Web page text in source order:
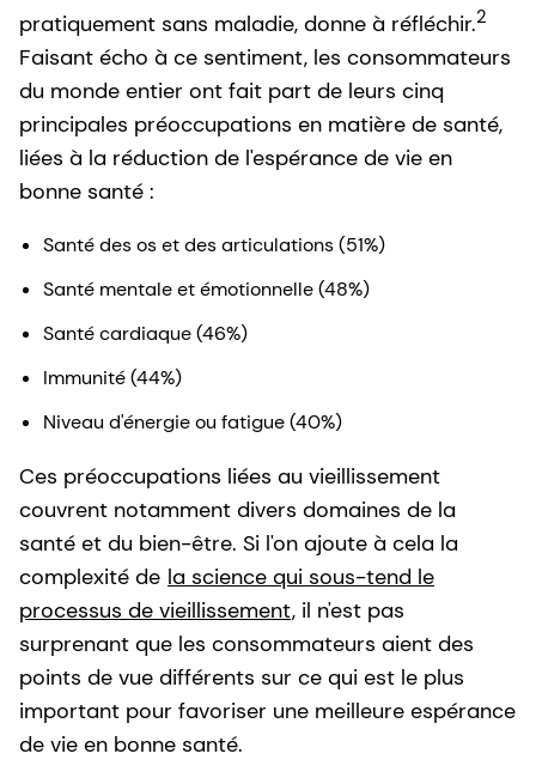
pratiquement sans maladie, donne à réfléchir.2
Faisant écho à ce sentiment, les consommateurs
du monde entier ont fait part de leurs cinq
principales préoccupations en matière de santé,
liées à la réduction de l'espérance de vie en
bonne santé :
Santé des os et des articulations (51%)
Santé mentale et émotionnelle (48%)
Santé cardiaque (46%)
Immunité (44%)
Niveau d'énergie ou fatigue (40%)
Ces préoccupations liées au vieillissement
couvrent notamment divers domaines de la
santé et du bien-être. Si l'on ajoute à cela la
complexité de la science qui sous-tend le
processus de vieillissement, il n'est pas
surprenant que les consommateurs aient des
points de vue différents sur ce qui est le plus
important pour favoriser une meilleure espérance
de vie en bonne santé.